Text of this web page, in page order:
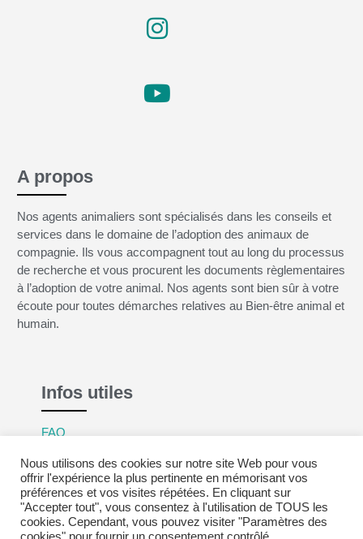
A propos
Nos agents animaliers sont spécialisés dans les conseils et
services dans le domaine de l’adoption des animaux de
compagnie. Ils vous accompagnent tout au long du processus
de recherche et vous procurent les documents règlementaires
à l’adoption de votre animal. Nos agents sont bien sûr à votre
écoute pour toutes démarches relatives au Bien-être animal et
humain.
Infos utiles
FAQ
Politique de confidentialité
CGV
Nous utilisons des cookies sur notre site Web pour vous
offrir l'expérience la plus pertinente en mémorisant vos
préférences et vos visites répétées. En cliquant sur
"Accepter tout", vous consentez à l'utilisation de TOUS les
cookies. Cependant, vous pouvez visiter "Paramètres des